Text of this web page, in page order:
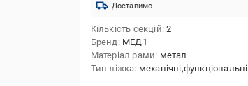
Доставимо
Кількість секцій 2
Бренд МЕД1
Матеріал рами метал
Тип ліжка механічні,функціональні